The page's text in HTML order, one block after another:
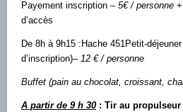
Payement inscription – 5€ / personne
d’accès
De 8h à 9h15 :Hache 451Petit-
d’inscription)– 12 € / personne
Buffet (pain au chocolat, croissant,
A partir de 9 h 30 : Tir au propulseur